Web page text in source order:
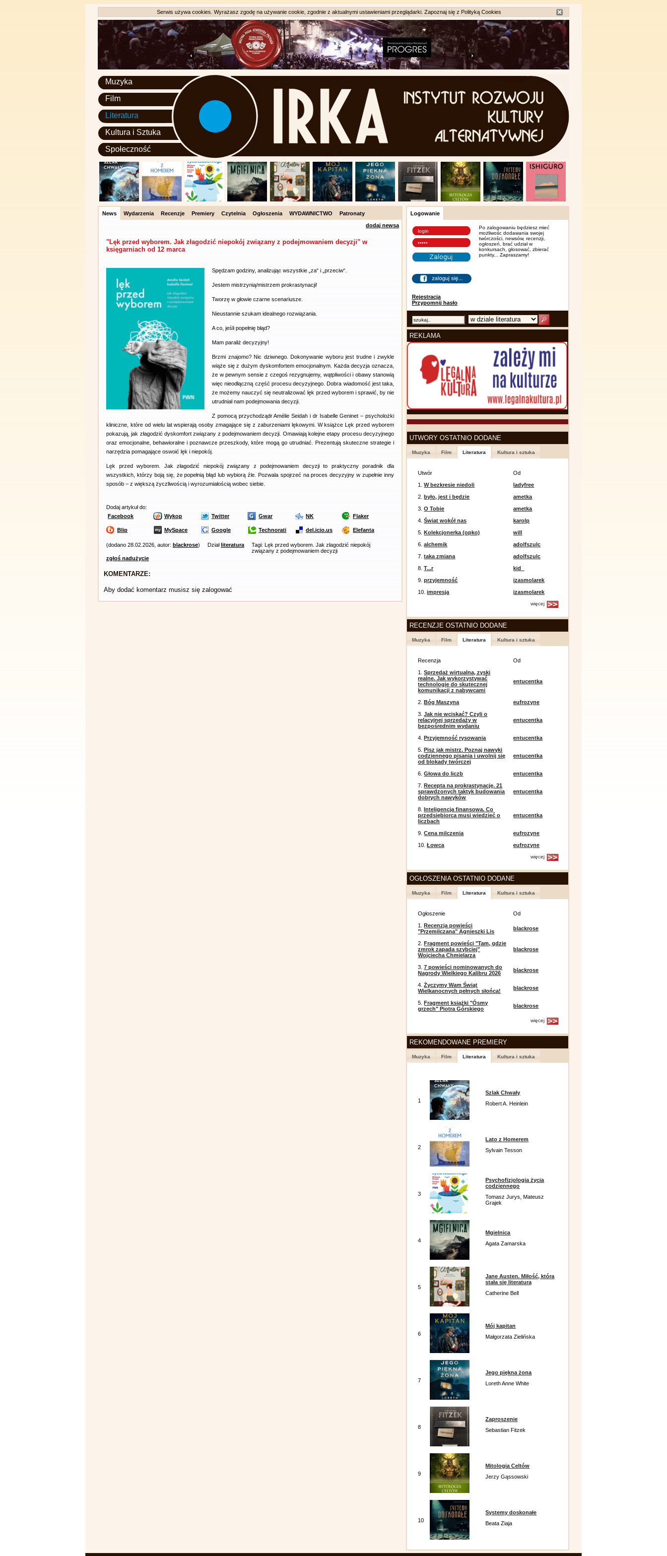
Serwis używa cookies. Wyrażasz zgodę na używanie cookie, zgodnie z aktualnymi ustawieniami przeglądarki. Zapoznaj się z Polityką Cookies
Muzyka
Film
Literatura
Kultura i Sztuka
Społeczność
News Wydarzenia Recenzje Premiery Czytelnia Ogłoszenia WYDAWNICTWO
Patronaty
dodaj newsa
"Lęk przed wyborem. Jak złagodzić niepokój związany z podejmowaniem decyzji" w
księgarniach od 12 marca
Spędzam godziny, analizując wszystkie „za“ i „przeciw“.
Jestem mistrzynią/mistrzem prokrastynacji!
Tworzę w głowie czarne scenariusze.
Nieustannie szukam idealnego rozwiązania.
A co, jeśli popełnię błąd?
Mam paraliż decyzyjny!
Brzmi znajomo? Nic dziwnego. Dokonywanie wyboru jest trudne i zwykle
wiąże się z dużym dyskomfortem emocjonalnym. Każda decyzja oznacza,
że w pewnym sensie z czegoś rezygnujemy, wątpliwości i obawy stanowią
więc nieodłączną część procesu decyzyjnego. Dobra wiadomość jest taka,
że możemy nauczyć się neutralizować lęk przed wyborem i sprawić, by nie
utrudniał nam podejmowania decyzji.
Z pomocą przychodządr Amélie Seidah i dr Isabelle Geninet – psycholożki
kliniczne, które od wielu lat wspierają osoby zmagające się z zaburzeniami lękowymi. W książce Lęk przed wyborem
pokazują, jak złagodzić dyskomfort związany z podejmowaniem decyzji. Omawiają kolejne etapy procesu decyzyjnego
oraz emocjonalne, behawioralne i poznawcze przeszkody, które mogą go utrudniać. Prezentują skuteczne strategie i
narzędzia pomagające oswoić lęk i niepokój.
Lęk przed wyborem. Jak złagodzić niepokój związany z podejmowaniem decyzji to praktyczny poradnik dla
wszystkich, którzy boją się, że popełnią błąd lub wybiorą źle. Pozwala spojrzeć na proces decyzyjny w zupełnie inny
sposób – z większą życzliwością i wyrozumiałością wobec siebie.
Dodaj artykuł do:
Facebook
Wykop Twitter Gwar NK Flaker
Blip MySpace Google Technorati del.icio.us Elefanta
(dodano 28.02.2026, autor: blackrose) Działliteratura
Tagi: Lęk przed wyborem. Jak złagodzić niepokój
związany z podejmowaniem decyzji
zgłoś nadużycie
KOMENTARZE:
Aby dodać komentarz musisz się zalogować
Logowanie
Rejestracja
Przypomnij hasło
Po zalogowaniu będziesz mieć
możliwośc dodawania swojej
twórczości, newsów, recenzji,
ogłoszeń, brać udział w
konkursach, głosować, zbierać
punkty... Zapraszamy!
REKLAMA
UTWORY OSTATNIO DODANE
Muzyka Film Literatura Kultura i sztuka
Utwór
Od
1.W bezkresie niedoli
ladyfree
2.było, jest i będzie
ametka
3.O Tobie
ametka
4.Świat wokół nas
karolp
5.Kolekcjonerka (opko)
will
6.alchemik
adolfszulc
7.taka zmiana
adolfszulc
8.T...r
kid_
9.przyjemność
izasmolarek
10.impresja izasmolarek
więcej
RECENZJE OSTATNIO DODANE
Muzyka Film Literatura Kultura i sztuka
Recenzja
Od
1.Sprzedaż wirtualna, zyski
realne. Jak wykorzystywać
technologie do skutecznej
komunikacji z nabywcami
entucentka
2.Bóg Maszyna
eufrozyne
3.Jak nie wciskać? Czyli o
relacyjnej sprzedaży w
bezpośrednim wydaniu
entucentka
4.Przyjemność rysowania
entucentka
5.Pisz jak mistrz. Poznaj nawyki
codziennego pisania i uwolnij się
od blokady twórczej
entucentka
6.Głowa do liczb
entucentka
7.Recepta na prokrastynację. 21
sprawdzonych taktyk budowania
dobrych nawyków
entucentka
8.Inteligencja finansowa. Co
przedsiębiorca musi wiedzieć o
liczbach
entucentka
9.Cena milczenia
eufrozyne
10.Łowca eufrozyne
więcej
OGŁOSZENIA OSTATNIO DODANE
Muzyka Film Literatura Kultura i sztuka
Ogłoszenie
Od
1.Recenzja powieści
"Przemilczana" Agnieszki Lis
blackrose
2.Fragment powieści "Tam, gdzie
zmrok zapada szybciej"
Wojciecha Chmielarza
blackrose
3.7 powieści nominowanych do
Nagrody Wielkiego Kalibru 2026
blackrose
4.Życzymy Wam Świąt
Wielkanocnych pełnych słońca!
blackrose
5.Fragment książki "Ósmy
grzech" Piotra Górskiego
blackrose
więcej
REKOMENDOWANE PREMIERY
Muzyka Film Literatura Kultura i sztuka
1
Szlak Chwały
Robert A. Heinlein
2
Lato z Homerem
Sylvain Tesson
3
Psychofizjologia życia
codziennego
Tomasz Jurys, Mateusz
Grajek
4
Mgielnica
Agata Zamarska
5
Jane Austen. Miłość, która
stała się literaturą
Catherine Bell
6
Mój kapitan
Małgorzata Zielińska
7
Jego piękna żona
Loreth Anne White
8
Zaproszenie
Sebastian Fitzek
9
Mitologia Celtów
Jerzy Gąssowski
10
Systemy doskonałe
Beata Ziaja